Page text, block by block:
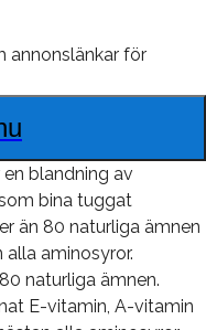
annonslänkar för
blandning av
bina tuggat
än 80 naturliga ämnen
aminosyror.
naturliga ämnen.
E-vitamin, A-vitamin